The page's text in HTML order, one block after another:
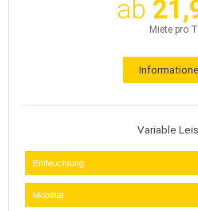
ab
Miete pro
Variable
Entfeuchtung
Mobilität